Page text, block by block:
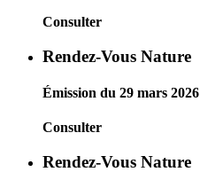
Consulter
Rendez-Vous Nature
Émission du 29 mars 2026
Consulter
Rendez-Vous Nature